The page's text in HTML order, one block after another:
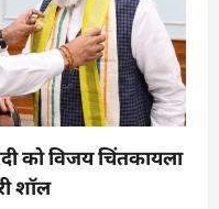
को विजय चिंतकायला
शॉल